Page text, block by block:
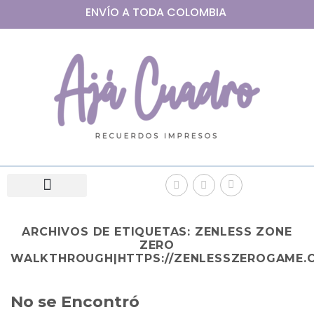
ENVÍO A TODA COLOMBIA
ARCHIVOS DE ETIQUETAS: ZENLESS ZONE
ZERO
WALKTHROUGH|HTTPS://
No se Encontró